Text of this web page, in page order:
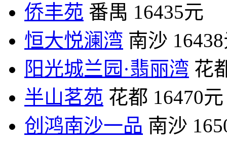
侨丰苑 番禺 16435元
恒大悦澜湾 南沙
阳光城兰园·翡丽湾 花
半山茗苑 花都 16470元
创鸿南沙一品 南沙